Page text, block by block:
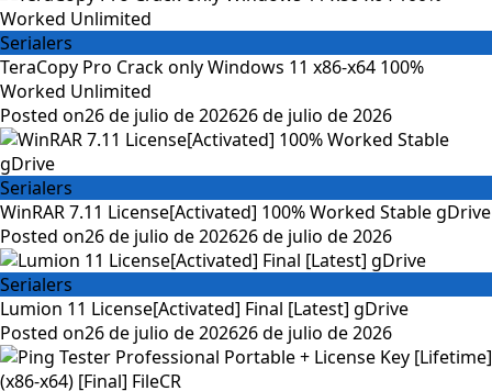
Serialers
TeraCopy Pro Crack only Windows 11 x86-x64 100%
Worked Unlimited
Posted on26 de julio de 202626 de julio de 2026
Serialers
WinRAR 7.11 License[Activated] 100% Worked Stable gDrive
Posted on26 de julio de 202626 de julio de 2026
Serialers
Lumion 11 License[Activated] Final [Latest] gDrive
Posted on26 de julio de 202626 de julio de 2026